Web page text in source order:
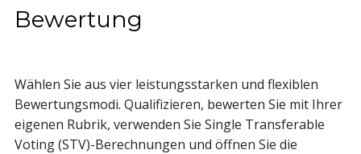
Bewertung
Wählen Sie aus vier leistungsstarken und flexiblen
Bewertungsmodi. Qualifizieren, bewerten Sie mit Ihrer
eigenen Rubrik, verwenden Sie Single Transferable
Voting (STV)-Berechnungen und öffnen Sie die